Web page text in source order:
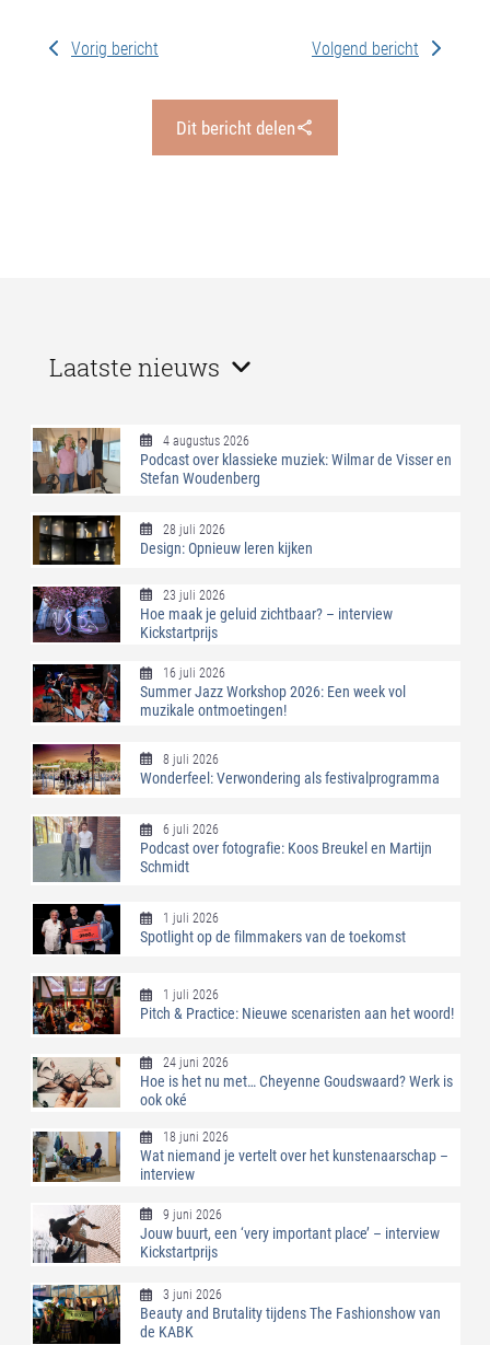
Vorig bericht Volgend bericht
Dit bericht delen
Laatste nieuws
4 augustus 2026
Podcast over klassieke muziek: Wilmar de Visser en
Stefan Woudenberg
28 juli 2026
Design: Opnieuw leren kijken
23 juli 2026
Hoe maak je geluid zichtbaar? – interview
Kickstartprijs
16 juli 2026
Summer Jazz Workshop 2026: Een week vol
muzikale ontmoetingen!
8 juli 2026
Wonderfeel: Verwondering als festivalprogramma
6 juli 2026
Podcast over fotografie: Koos Breukel en Martijn
Schmidt
1 juli 2026
Spotlight op de filmmakers van de toekomst
1 juli 2026
Pitch & Practice: Nieuwe scenaristen aan het woord!
24 juni 2026
Hoe is het nu met… Cheyenne Goudswaard? Werk is
ook oké
18 juni 2026
Wat niemand je vertelt over het kunstenaarschap –
interview
9 juni 2026
Jouw buurt, een ‘very important place’ – interview
Kickstartprijs
3 juni 2026
Beauty and Brutality tijdens The Fashionshow van
de KABK